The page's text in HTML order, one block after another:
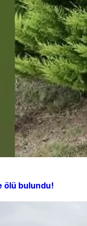
ölü bulundu!